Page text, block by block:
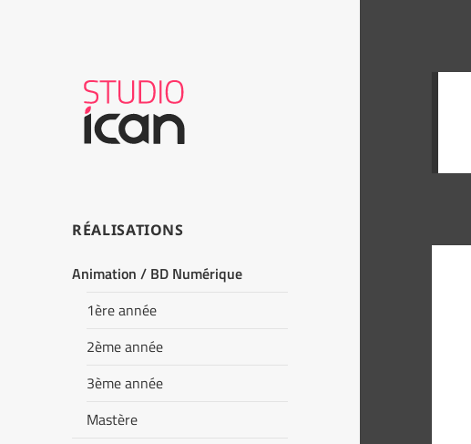
RÉALISATIONS
Animation / BD Numérique
1ère année
2ème année
3ème année
Mastère